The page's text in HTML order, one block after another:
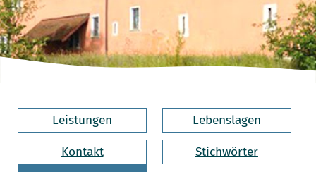
Leistungen Lebenslagen
Kontakt Stichwörter